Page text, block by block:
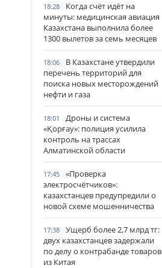
18:28
Когда счёт идёт на
минуты: медицинская авиация
Казахстана выполнила более
1300 вылетов за семь месяцев
18:06
В Казахстане утвердили
перечень территорий для
поиска новых месторождений
нефти и газа
18:01
Дроны и система
«Қорғау»: полиция усилила
контроль на трассах
Алматинской области
17:45
«Проверка
электросчётчиков»:
казахстанцев предупредили о
новой схеме мошенничества
17:38
Ущерб более 2,7 млрд тг:
двух казахстанцев задержали
по делу о контрабанде товаров
из Китая